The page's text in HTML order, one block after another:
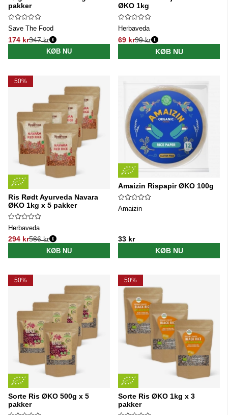
pakker
Save The Food
174 kr
Normalpris:
347 kr
KØB NU
ØKO 1kg
Herbaveda
69 kr
Normalpris:
99 kr
KØB NU
50%
Ris Rødt Ayurveda Navara
ØKO 1kg x 5 pakker
Herbaveda
294 kr
Normalpris:
586 kr
KØB NU
Amaizin Rispapir ØKO 100g
Amaizin
33 kr
KØB NU
50%
Sorte Ris ØKO 500g x 5
pakker
50%
Sorte Ris ØKO 1kg x 3
pakker